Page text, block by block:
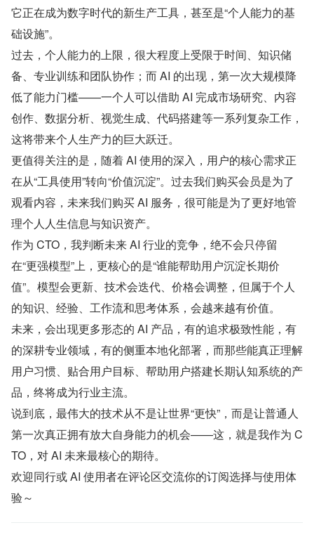
它正在成为数字时代的新生产工具，甚至是“个人能力的基
础设施”。
过去，个人能力的上限，很大程度上受限于时间、知识储
备、专业训练和团队协作；而 AI 的出现，第一次大规模降
低了能力门槛——一个人可以借助 AI 完成市场研究、内容
创作、数据分析、视觉生成、代码搭建等一系列复杂工作，
这将带来个人生产力的巨大跃迁。
更值得关注的是，随着 AI 使用的深入，用户的核心需求正
在从“工具使用”转向“价值沉淀”。过去我们购买会员是为了
观看内容，未来我们购买 AI 服务，很可能是为了更好地管
理个人人生信息与知识资产。
作为 CTO，我判断未来 AI 行业的竞争，绝不会只停留
在“更强模型”上，更核心的是“谁能帮助用户沉淀长期价
值”。模型会更新、技术会迭代、价格会调整，但属于个人
的知识、经验、工作流和思考体系，会越来越有价值。
未来，会出现更多形态的 AI 产品，有的追求极致性能，有
的深耕专业领域，有的侧重本地化部署，而那些能真正理解
用户习惯、贴合用户目标、帮助用户搭建长期认知系统的产
品，终将成为行业主流。
说到底，最伟大的技术从不是让世界“更快”，而是让普通人
第一次真正拥有放大自身能力的机会——这，就是我作为 C
TO，对 AI 未来最核心的期待。
欢迎同行或 AI 使用者在评论区交流你的订阅选择与使用体
验～